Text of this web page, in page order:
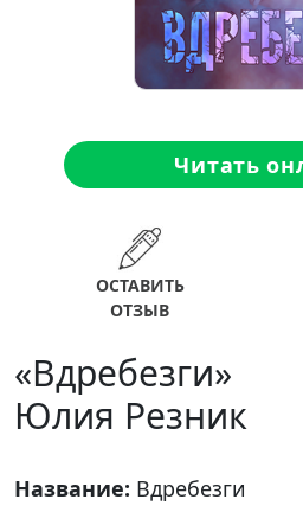
Читать
ОСТАВИТЬ
ОТЗЫВ
«Вдребезги»
Юлия Резник
Название: Вдребезги